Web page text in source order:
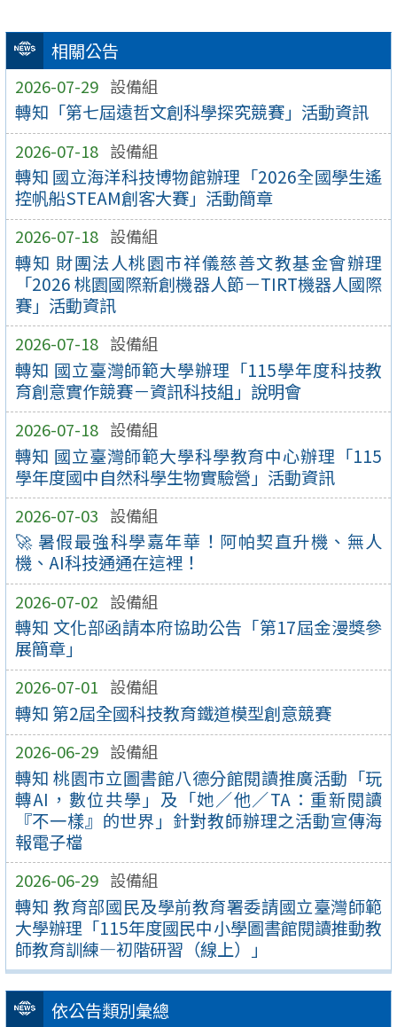
相關公告
2026-07-29 設備組
轉知「第七屆遠哲文創科學探究競賽」活動資訊
2026-07-18 設備組
轉知 國立海洋科技博物館辦理「2026全國學生遙
控帆船STEAM創客大賽」活動簡章
2026-07-18 設備組
轉知 財團法人桃園市祥儀慈善文教基金會辦理
「2026 桃園國際新創機器人節－TIRT機器人國際
賽」活動資訊
2026-07-18 設備組
轉知 國立臺灣師範大學辦理「115學年度科技教
育創意實作競賽－資訊科技組」說明會
2026-07-18 設備組
轉知 國立臺灣師範大學科學教育中心辦理「115
學年度國中自然科學生物實驗營」活動資訊
2026-07-03 設備組
🚀 暑假最強科學嘉年華！阿帕契直升機、無人
機、AI科技通通在這裡！
2026-07-02 設備組
轉知 文化部函請本府協助公告「第17屆金漫獎參
展簡章」
2026-07-01 設備組
轉知 第2屆全國科技教育鐵道模型創意競賽
2026-06-29 設備組
轉知 桃園市立圖書館八德分館閱讀推廣活動「玩
轉AI，數位共學」及「她／他／TA：重新閱讀
『不一樣』的世界」針對教師辦理之活動宣傳海
報電子檔
2026-06-29 設備組
轉知 教育部國民及學前教育署委請國立臺灣師範
大學辦理「115年度國民中小學圖書館閱讀推動教
師教育訓練—初階研習（線上）」
依公告類別彙總